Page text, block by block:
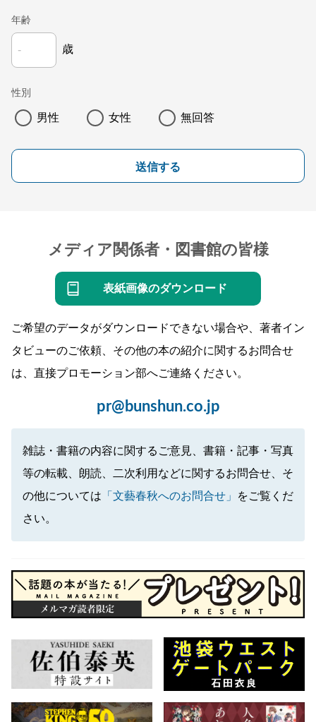
年齢
歳
性別
男性 女性 無回答
送信する
メディア関係者・図書館の皆様
表紙画像のダウンロード
ご希望のデータがダウンロードできない場合や、著者イン
タビューのご依頼、その他の本の紹介に関するお問合せ
は、直接プロモーション部へご連絡ください。
pr@bunshun.co.jp
雑誌・書籍の内容に関するご意見、書籍・記事・写真
等の転載、朗読、二次利用などに関するお問合せ、そ
の他については 「文藝春秋へのお問合せ」
をご覧くだ
さい。